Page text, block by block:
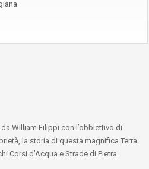
William Filippi con l’obbiettivo di
la storia di questa magnifica Terra
Corsi d’Acqua e Strade di Pietra